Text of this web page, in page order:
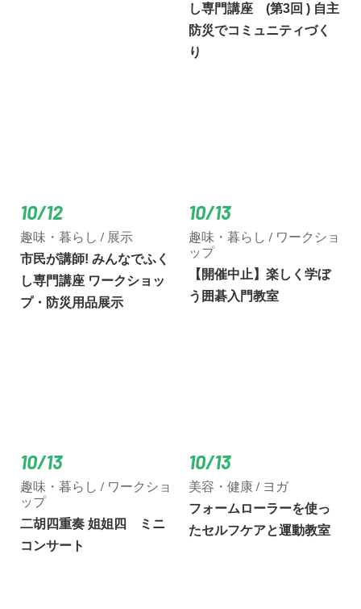
し専門講座 (第3回 ) 自主
防災でコミュニティづく
り
10/12
趣味・暮らし / 展示
市民が講師! みんなでふく
し専門講座 ワークショッ
プ・防災用品展示
10/13
趣味・暮らし / ワークショ
ップ
【開催中止】楽しく学ぼ
う囲碁入門教室
10/13
趣味・暮らし / ワークショ
ップ
二胡四重奏 姐姐四 ミニ
コンサート
10/13
美容・健康 / ヨガ
フォームローラーを使っ
たセルフケアと運動教室